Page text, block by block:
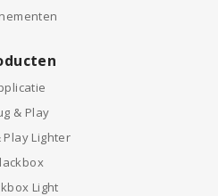
& Play
Play Lighter
Light